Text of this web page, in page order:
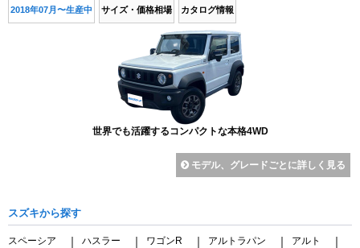
2018年07月〜生産中 サイズ・価格相場 カタログ情報
世界でも活躍するコンパクトな本格4WD
モデル、グレードごとに詳しく見る
スズキから探す
スペーシア ハスラー ワゴンR アルトラパン アルト